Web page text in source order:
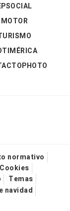
MOTOR
normativo
Temas
navidad